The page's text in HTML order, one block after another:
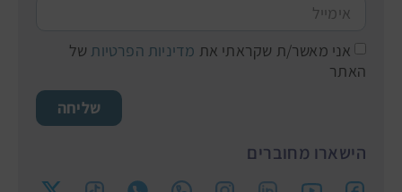
אני מאשר/ת שקראתי את מדיניות הפרטיות של
האתר
שליחה
הישארו מחוברים